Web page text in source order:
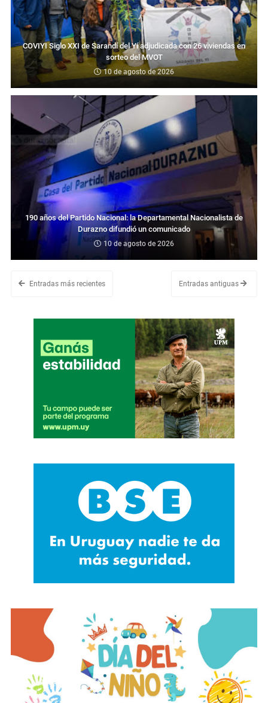
COVIYI Siglo XXI de Sarandí del Yí adjudicada con 26 viviendas en
sorteo del MVOT
10 de agosto de 2026
190 años del Partido Nacional: la Departamental Nacionalista de
Durazno difundió un comunicado
10 de agosto de 2026
Entradas más recientes Entradas antiguas